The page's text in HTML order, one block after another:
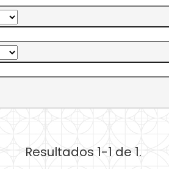
Resultados 1-1 de 1.